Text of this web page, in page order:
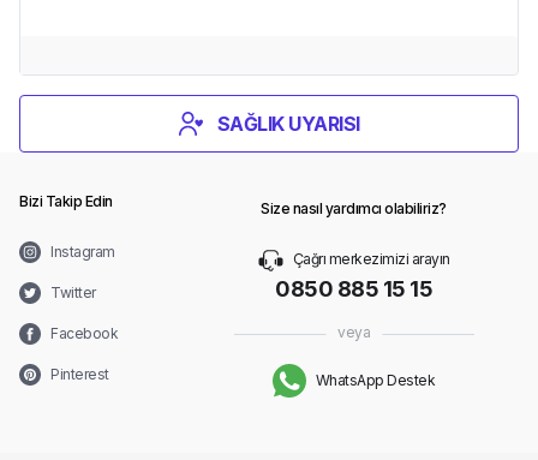
SAĞLIK UYARISI
Bizi Takip Edin
Instagram
Twitter
Facebook
Pinterest
Size nasıl yardımcı olabiliriz?
Çağrı merkezimizi arayın
0850 885 15 15
veya
WhatsApp Destek